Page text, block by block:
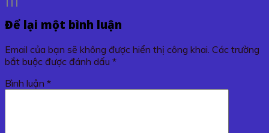
Để lại một bình luận
Email của bạn sẽ không được hiển thị công khai. Các trường
bắt buộc được đánh dấu *
Bình luận *